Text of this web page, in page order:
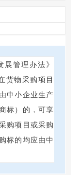
管理办法》
货物采购项目
中小企业生产
标）的，可享
购项目或采购
标的均应由中